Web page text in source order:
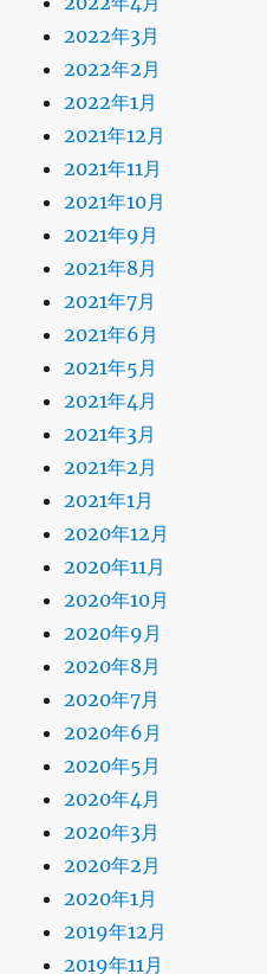
2022年3月
2022年2月
2022年1月
2021年12月
2021年11月
2021年10月
2021年9月
2021年8月
2021年7月
2021年6月
2021年5月
2021年4月
2021年3月
2021年2月
2021年1月
2020年12月
2020年11月
2020年10月
2020年9月
2020年8月
2020年7月
2020年6月
2020年5月
2020年4月
2020年3月
2020年2月
2020年1月
2019年12月
2019年11月